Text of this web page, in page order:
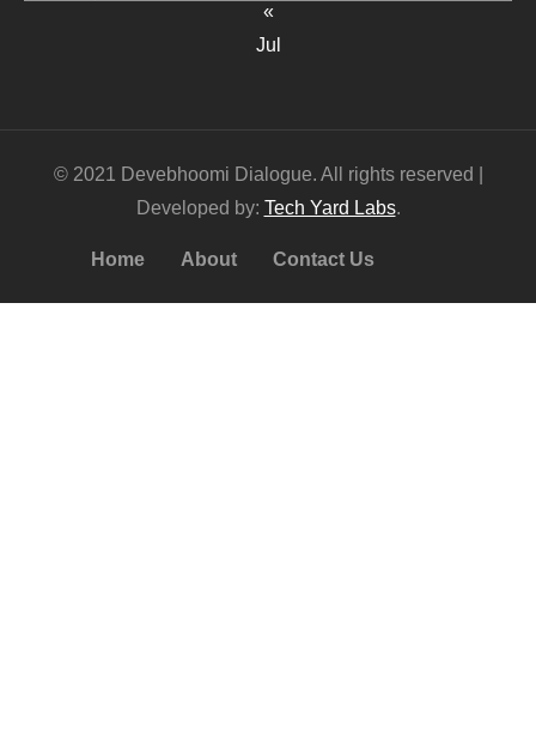
«
Jul
© 2021 Devebhoomi Dialogue. All rights reserved |
Developed by: Tech Yard Labs.
Home About Contact Us